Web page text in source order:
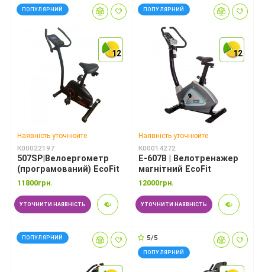
12
12
12
ПОПУЛЯРНИЙ
Наявність уточнюйте
К00022197
507SP|Велоергометр
(програмований) EcoFit
11800грн.
УТОЧНИТИ НАЯВНІСТЬ
12
12
12
ПОПУЛЯРНИЙ
Наявність уточнюйте
К00014272
E-607B | Велотренажер
магнітний EcoFit
12000грн.
УТОЧНИТИ НАЯВНІСТЬ
ПОПУЛЯРНИЙ 5/5
ПОПУЛЯРНИЙ